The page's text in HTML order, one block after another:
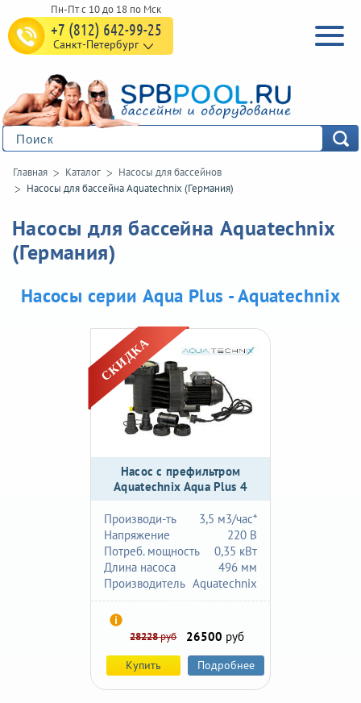
+7 (812) 642-99-25
Санкт-Петербург
Главная Каталог
Насосы для бассейнов
Насосы для бассейна Aquatechnix (Германия)
Насосы для бассейна Aquatechnix
(Германия)
Насосы серии Aqua Plus - Aquatechnix
Насос с префильтром
Aquatechnix Aqua Plus 4
3,5 м3/час*
Производи-ть
220 В
Напряжение
0,35 кВт
Потреб. мощность
496 мм
Длина насоса
Aquatechnix
Производитель
28228руб 26500 руб
Купить Подробнее